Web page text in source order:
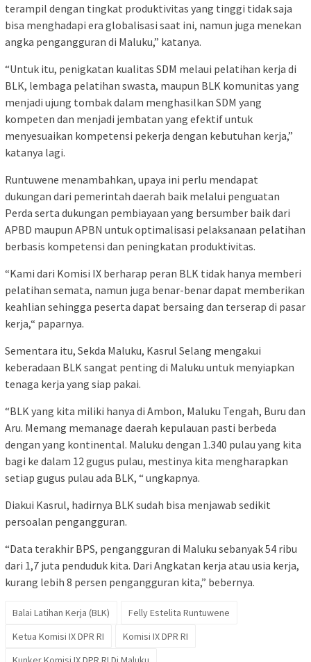
terampil dengan tingkat produktivitas yang tinggi tidak saja
bisa menghadapi era globalisasi saat ini, namun juga menekan
angka pengangguran di Maluku,” katanya.
“Untuk itu, penigkatan kualitas SDM melaui pelatihan kerja di
BLK, lembaga pelatihan swasta, maupun BLK komunitas yang
menjadi ujung tombak dalam menghasilkan SDM yang
kompeten dan menjadi jembatan yang efektif untuk
menyesuaikan kompetensi pekerja dengan kebutuhan kerja,”
katanya lagi.
Runtuwene menambahkan, upaya ini perlu mendapat
dukungan dari pemerintah daerah baik melalui penguatan
Perda serta dukungan pembiayaan yang bersumber baik dari
APBD maupun APBN untuk optimalisasi pelaksanaan pelatihan
berbasis kompetensi dan peningkatan produktivitas.
“Kami dari Komisi IX berharap peran BLK tidak hanya memberi
pelatihan semata, namun juga benar-benar dapat memberikan
keahlian sehingga peserta dapat bersaing dan terserap di pasar
kerja,“ paparnya.
Sementara itu, Sekda Maluku, Kasrul Selang mengakui
keberadaan BLK sangat penting di Maluku untuk menyiapkan
tenaga kerja yang siap pakai.
“BLK yang kita miliki hanya di Ambon, Maluku Tengah, Buru dan
Aru. Memang memanage daerah kepulauan pasti berbeda
dengan yang kontinental. Maluku dengan 1.340 pulau yang kita
bagi ke dalam 12 gugus pulau, mestinya kita mengharapkan
setiap gugus pulau ada BLK, “ ungkapnya.
Diakui Kasrul, hadirnya BLK sudah bisa menjawab sedikit
persoalan pengangguran.
“Data terakhir BPS, pengangguran di Maluku sebanyak 54 ribu
dari 1,7 juta penduduk kita. Dari Angkatan kerja atau usia kerja,
kurang lebih 8 persen pengangguran kita,” bebernya.
Balai Latihan Kerja (BLK)
Felly Estelita Runtuwene
Ketua Komisi IX DPR RI
Komisi IX DPR RI